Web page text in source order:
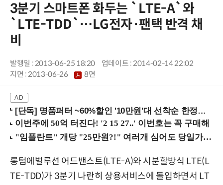
3분기 스마트폰 화두는 `LTE-A`와
`LTE-TDD`…LG전자·팬택 반격 채
비
발행일 : 2013-06-25 18:20
업데이트 : 2014-02-14 22:02
지면 :2013-06-26 8면
[단독] 명품퍼터 ~60%할인 '10만원'대 선착순 한정판매!
롱텀에벌루션 어드밴스트(LTE-A)와 시분할방식 LTE(L
TE-TDD)가 3분기 나란히 상용서비스에 돌입하면서 LT